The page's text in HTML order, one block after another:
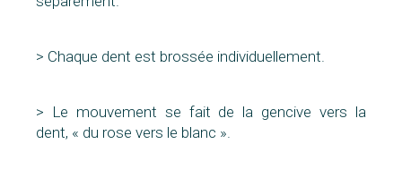
> Chaque dent est brossée individuellement.
> Le mouvement se fait de la gencive vers la
dent, « du rose vers le blanc ».